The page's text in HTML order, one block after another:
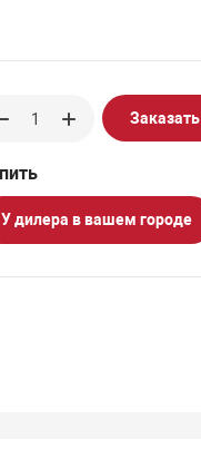
Заказать
У дилера в вашем городе